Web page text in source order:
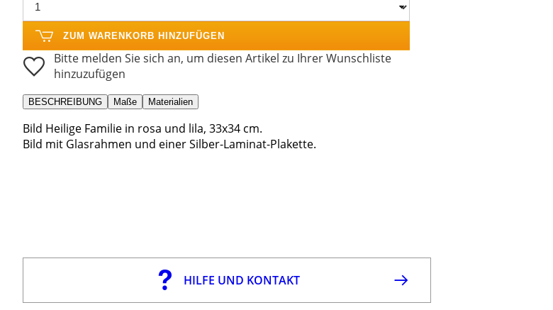
ZUM WARENKORB HINZUFÜGEN
Bitte melden Sie sich an, um diesen Artikel zu Ihrer Wunschliste
hinzuzufügen
BESCHREIBUNG Maße Materialien
Bild Heilige Familie in rosa und lila, 33x34 cm.
Bild mit Glasrahmen und einer Silber-Laminat-Plakette.
HILFE UND KONTAKT